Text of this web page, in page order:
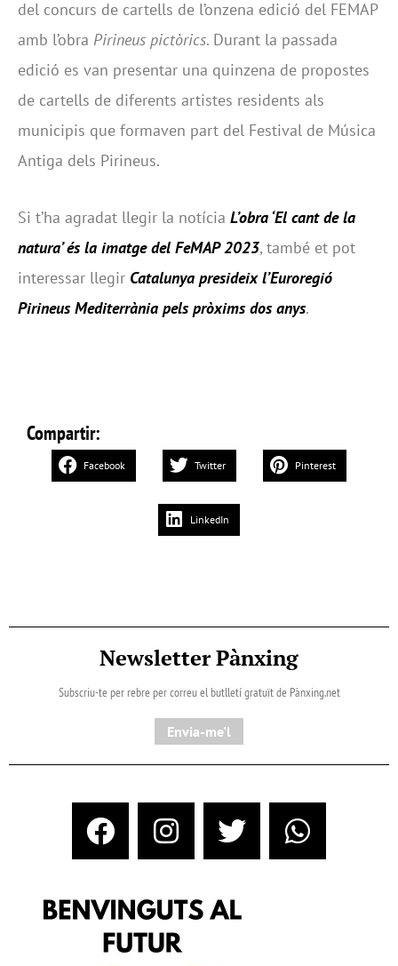
del concurs de cartells de l’onzena edició del FEMAP
amb l’obra Pirineus pictòrics. Durant la passada
edició es van presentar una quinzena de propostes
de cartells de diferents artistes residents als
municipis que formaven part del Festival de Música
Antiga dels Pirineus.
Si t’ha agradat llegir la notícia L’obra ‘El cant de la
natura’ és la imatge del FeMAP 2023, també et pot
interessar llegir Catalunya presideix l’Euroregió
Pirineus Mediterrània pels pròxims dos anys.
Compartir:
Facebook Twitter Pinterest
LinkedIn
Newsletter Pànxing
Subscriu-te per rebre per correu el butlletí gratuït de Pànxing.net​
Envia-me'l